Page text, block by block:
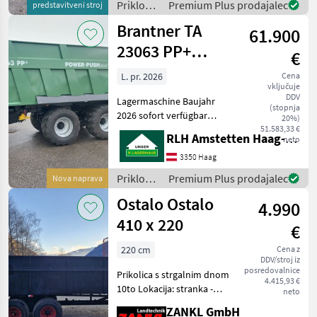
predstavitveni stroj
mit A
Priklopniki
/
Brantner
Premium Plus prodajalec
Nova naprava
Brantner TA
23063 PP+
POWER PUSH
PLUS 40km/h
61.900
€
Cena
vključuje
DDV
(stopnja
20%)
51.583,33 €
neto
L. pr. 2026
Lagermaschine Baujahr
2026 sofort verfügbar
Lenkachse hydraulisch
arretierbar
Federnstabilisator
Hinterachse 32 to
Federaggregat 24 to
höchstzulässiges
Gesamtgewich
RLH Amstetten Haag-St. Valentin
3350 Haag
Priklopniki
/
Brantner
Premium Plus prodajalec
Ostalo Ostalo
410 x 220
4.990
€
Cena z
DDV/stroj iz
posredovalnice
4.415,93 €
neto
220 cm
Prikolica s strgalnim dnom
10to Lokacija: stranka -
ZANKL GmbH